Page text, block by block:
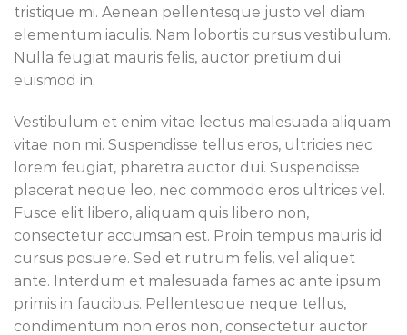
tristique mi. Aenean pellentesque justo vel diam
elementum iaculis. Nam lobortis cursus vestibulum.
Nulla feugiat mauris felis, auctor pretium dui
euismod in.
Vestibulum et enim vitae lectus malesuada aliquam
vitae non mi. Suspendisse tellus eros, ultricies nec
lorem feugiat, pharetra auctor dui. Suspendisse
placerat neque leo, nec commodo eros ultrices vel.
Fusce elit libero, aliquam quis libero non,
consectetur accumsan est. Proin tempus mauris id
cursus posuere. Sed et rutrum felis, vel aliquet
ante. Interdum et malesuada fames ac ante ipsum
primis in faucibus. Pellentesque neque tellus,
condimentum non eros non, consectetur auctor